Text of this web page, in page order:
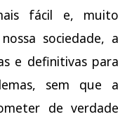
fácil e, muito
sociedade, a
e definitivas para
sem que a
de verdade